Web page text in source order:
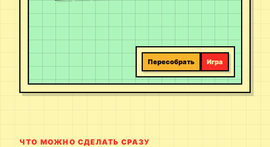
Пересобрать Игра
ЧТО МОЖНО СДЕЛАТЬ СРАЗУ